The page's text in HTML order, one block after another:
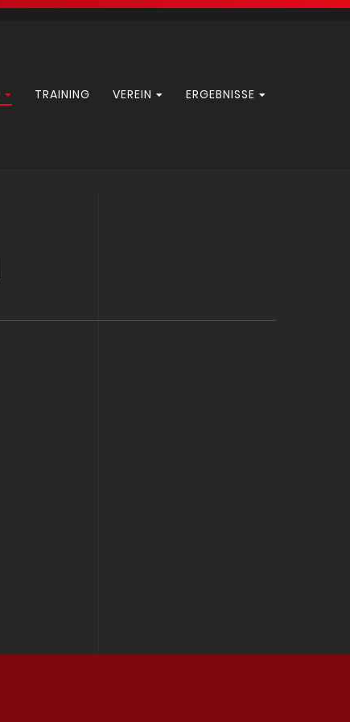
TRAINING VEREIN ERGEBNISSE